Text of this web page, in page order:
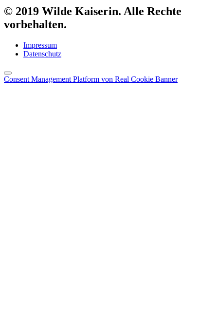
© 2019 Wilde Kaiserin. Alle Rechte
vorbehalten.
Impressum
Datenschutz
Consent Management Platform von Real Cookie Banner